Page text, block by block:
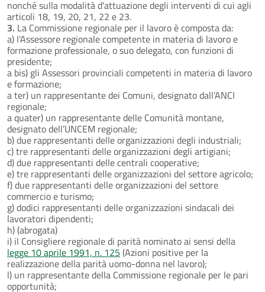
nonché sulla modalità d'attuazione degli interventi di cui agli
articoli 18, 19, 20, 21, 22 e 23.
3. La Commissione regionale per il lavoro è composta da:
a) l'Assessore regionale competente in materia di lavoro e
formazione professionale, o suo delegato, con funzioni di
presidente;
a bis) gli Assessori provinciali competenti in materia di lavoro
e formazione;
a ter) un rappresentante dei Comuni, designato dall’ANCI
regionale;
a quater) un rappresentante delle Comunità montane,
designato dell’UNCEM regionale;
b) due rappresentanti delle organizzazioni degli industriali;
c) tre rappresentanti delle organizzazioni degli artigiani;
d) due rappresentanti delle centrali cooperative;
e) tre rappresentanti delle organizzazioni del settore agricolo;
f) due rappresentanti delle organizzazioni del settore
commercio e turismo;
g) dodici rappresentanti delle organizzazioni sindacali dei
lavoratori dipendenti;
h) (abrogata)
i) il Consigliere regionale di parità nominato ai sensi della
legge 10 aprile 1991, n. 125 (Azioni positive per la
realizzazione della parità uomo-donna nel lavoro);
l) un rappresentante della Commissione regionale per le pari
opportunità;